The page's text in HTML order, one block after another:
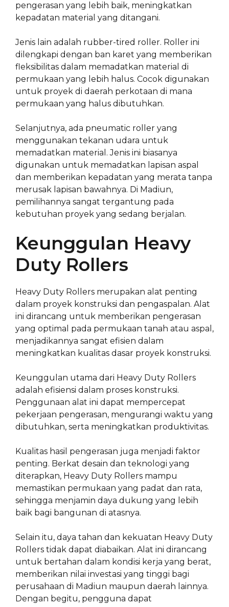
pengerasan yang lebih baik, meningkatkan
kepadatan material yang ditangani.
Jenis lain adalah rubber-tired roller. Roller ini
dilengkapi dengan ban karet yang memberikan
fleksibilitas dalam memadatkan material di
permukaan yang lebih halus. Cocok digunakan
untuk proyek di daerah perkotaan di mana
permukaan yang halus dibutuhkan.
Selanjutnya, ada pneumatic roller yang
menggunakan tekanan udara untuk
memadatkan material. Jenis ini biasanya
digunakan untuk memadatkan lapisan aspal
dan memberikan kepadatan yang merata tanpa
merusak lapisan bawahnya. Di Madiun,
pemilihannya sangat tergantung pada
kebutuhan proyek yang sedang berjalan.
Keunggulan Heavy
Duty Rollers
Heavy Duty Rollers merupakan alat penting
dalam proyek konstruksi dan pengaspalan. Alat
ini dirancang untuk memberikan pengerasan
yang optimal pada permukaan tanah atau aspal,
menjadikannya sangat efisien dalam
meningkatkan kualitas dasar proyek konstruksi.
Keunggulan utama dari Heavy Duty Rollers
adalah efisiensi dalam proses konstruksi.
Penggunaan alat ini dapat mempercepat
pekerjaan pengerasan, mengurangi waktu yang
dibutuhkan, serta meningkatkan produktivitas.
Kualitas hasil pengerasan juga menjadi faktor
penting. Berkat desain dan teknologi yang
diterapkan, Heavy Duty Rollers mampu
memastikan permukaan yang padat dan rata,
sehingga menjamin daya dukung yang lebih
baik bagi bangunan di atasnya.
Selain itu, daya tahan dan kekuatan Heavy Duty
Rollers tidak dapat diabaikan. Alat ini dirancang
untuk bertahan dalam kondisi kerja yang berat,
memberikan nilai investasi yang tinggi bagi
perusahaan di Madiun maupun daerah lainnya.
Dengan begitu, pengguna dapat